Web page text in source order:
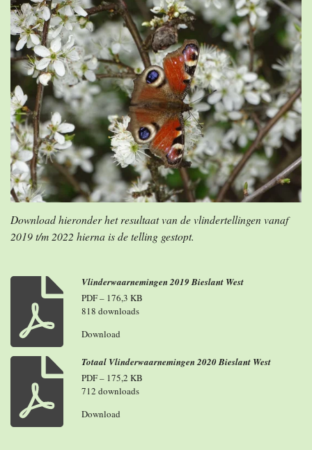
Download hieronder het resultaat van de vlindertellingen vanaf
2019 t/m 2022 hierna is de telling gestopt.
Vlinderwaarnemingen 2019 Bieslant West
PDF – 176,3 KB
818 downloads
Download
Totaal Vlinderwaarnemingen 2020 Bieslant West
PDF – 175,2 KB
712 downloads
Download